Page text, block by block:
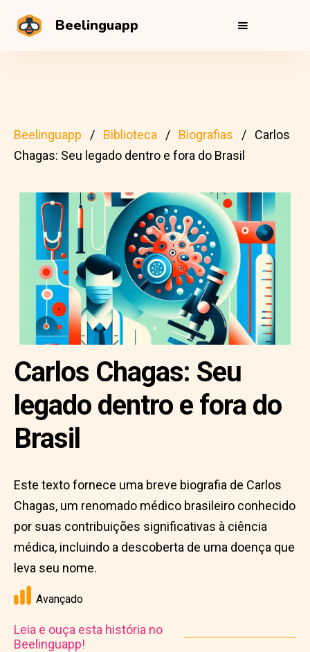
Beelinguapp
Beelinguapp Biblioteca Biografias
Carlos
Chagas: Seu legado dentro e fora do Brasil
Carlos Chagas: Seu
legado dentro e fora do
Brasil
Este texto fornece uma breve biografia de Carlos
Chagas, um renomado médico brasileiro conhecido
por suas contribuições significativas à ciência
médica, incluindo a descoberta de uma doença que
leva seu nome.
Avançado
Leia e ouça esta história no
Beelinguapp!